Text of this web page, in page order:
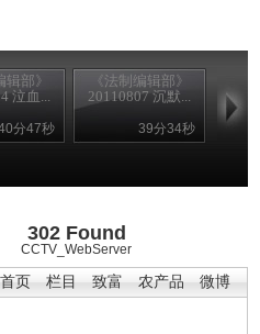
辑部》
泣血...
分47秒
《法制编辑部》
20110807 沉默...
39分34秒
302 Found
CCTV_WebServer
页 栏目 致富 农产品 微博